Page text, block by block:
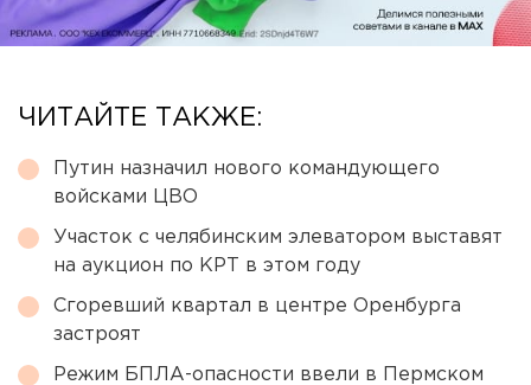
ЧИТАЙТЕ ТАКЖЕ:
Путин назначил нового командующего
войсками ЦВО
Участок с челябинским элеватором выставят
на аукцион по КРТ в этом году
Сгоревший квартал в центре Оренбурга
застроят
Режим БПЛА-опасности ввели в Пермском